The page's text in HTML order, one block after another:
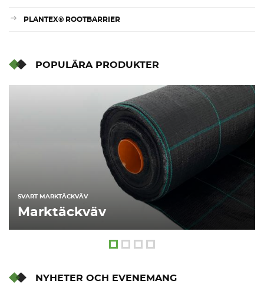
PLANTEX® ROOTBARRIER
POPULÄRA PRODUKTER
SVART MARKTÄCKVÄV
Marktäckväv
NYHETER OCH EVENEMANG